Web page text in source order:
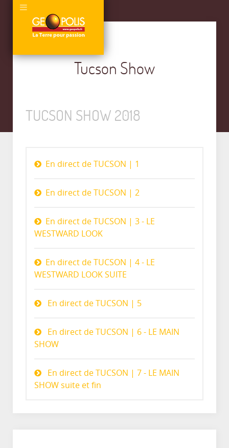
Tucson Show
TUCSON SHOW 2018
En direct de TUCSON | 1
En direct de TUCSON | 2
En direct de TUCSON | 3 - LE
WESTWARD LOOK
En direct de TUCSON | 4 - LE
WESTWARD LOOK SUITE
En direct de TUCSON | 5
En direct de TUCSON | 6 - LE MAIN
SHOW
En direct de TUCSON | 7 - LE MAIN
SHOW suite et fin